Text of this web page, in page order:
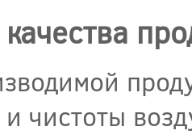
чистоты